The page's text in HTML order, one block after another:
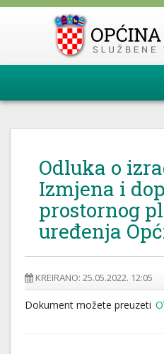
Odluka o
Izmjena i
prostornog
uređenja
KREIRANO: 25.05.2022. 12:05
Dokument možete preuzeti